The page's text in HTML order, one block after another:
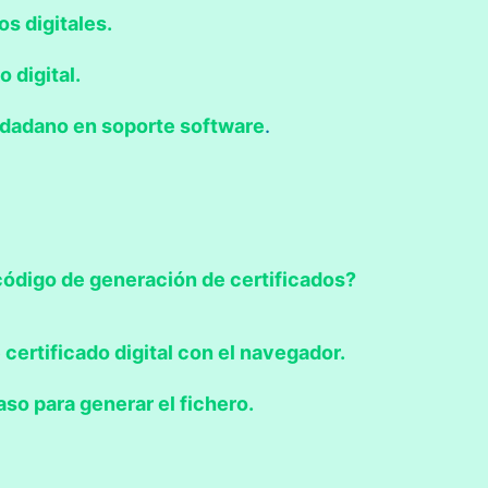
digitales.
digital.
en soporte software.
de generación de certificados?
digital con el navegador.
para generar el fichero.